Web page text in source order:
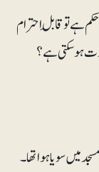
ہے تو قابلِ احترام
ہوسکتی ہے؟
سویا ہوا تھا۔